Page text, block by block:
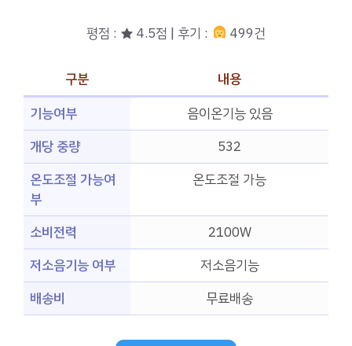
평점 : ★ 4.5점 | 후기 : 499건
구분
내용
기능여부
음이온기능 있음
개당 중량
532
온도조절 가능여
부
온도조절 가능
소비전력
2100W
저소음기능 여부
저소음기능
배송비
무료배송